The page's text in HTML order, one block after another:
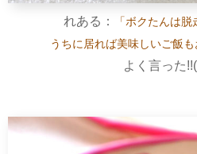
れある：
「ボクたんは
うちに居れば美味しいご飯
よく言った